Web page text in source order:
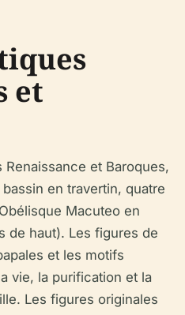
et
et Baroques,
en travertin, quatre
Macuteo en
de haut). Les figures de
et les motifs
vie, la purification et la
Les figures originales